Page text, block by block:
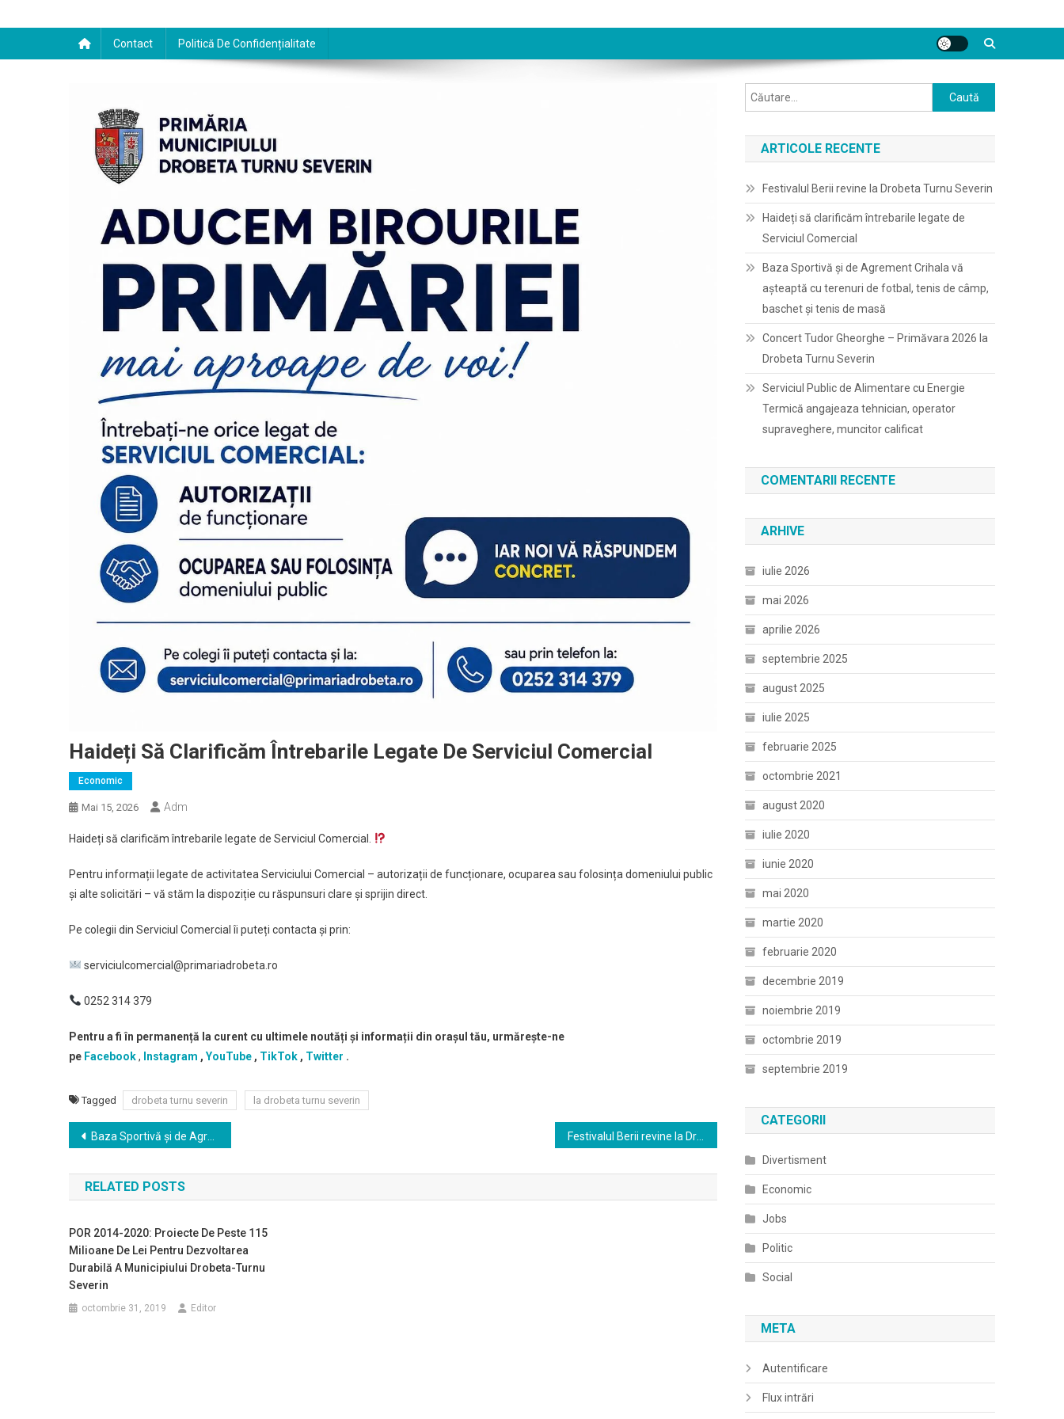
Contact Politică De Confidențialitate
Haideți Să Clarificăm Întrebarile Legate De Serviciul Comercial
Economic
Mai 15, 2026 Adm
Haideți să clarificăm întrebarile legate de Serviciul Comercial.
Pentru informații legate de activitatea Serviciului Comercial – autorizații de funcționare, ocuparea sau folosința domeniului public
și alte solicitări – vă stăm la dispoziție cu răspunsuri clare și sprijin direct.
Pe colegii din Serviciul Comercial îi puteți contacta și prin:
serviciulcomercial@primariadrobeta.ro
0252 314 379
Pentru a fi în permanență la curent cu ultimele noutăți și informații din orașul tău, urmărește-ne
pe Facebook, Instagram , YouTube , TikTok , Twitter .
Tagged drobeta turnu severin la drobeta turnu severin
Navigare
în
articole
Baza Sportivă și de Agrement Crihala vă așteaptă cu terenuri de fotbal, tenis de câmp, baschet și tenis de masă
RELATED POSTS
POR 2014-2020: Proiecte De Peste 115
Milioane De Lei Pentru Dezvoltarea
Durabilă A Municipiului Drobeta-Turnu
Severin
octombrie 31, 2019 Editor
Caută
după:
ARTICOLE RECENTE
Festivalul Berii revine la Drobeta Turnu Severin
Haideți să clarificăm întrebarile legate de
Serviciul Comercial
Baza Sportivă și de Agrement Crihala vă
așteaptă cu terenuri de fotbal, tenis de câmp,
baschet și tenis de masă
Concert Tudor Gheorghe – Primăvara 2026 la
Drobeta Turnu Severin
Serviciul Public de Alimentare cu Energie
Termică angajeaza tehnician, operator
supraveghere, muncitor calificat
COMENTARII RECENTE
ARHIVE
iulie 2026
mai 2026
aprilie 2026
septembrie 2025
august 2025
iulie 2025
februarie 2025
octombrie 2021
august 2020
iulie 2020
iunie 2020
mai 2020
martie 2020
februarie 2020
decembrie 2019
noiembrie 2019
octombrie 2019
septembrie 2019
CATEGORII
Divertisment
Economic
Jobs
Politic
Social
META
Autentificare
Flux intrări